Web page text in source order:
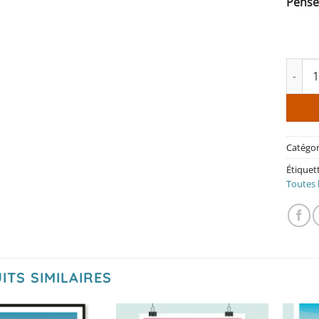
Toutes
SIMILAIRES